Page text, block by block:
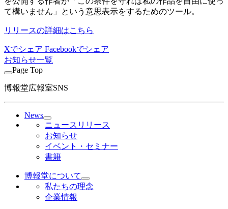
て構いません」という意思表示をするためのツール。
リリースの詳細はこちら
Xでシェア Facebookでシェア
お知らせ一覧
Page Top
博報堂広報室SNS
News
ニュースリリース
お知らせ
イベント・セミナー
書籍
博報堂について
私たちの理念
企業情報